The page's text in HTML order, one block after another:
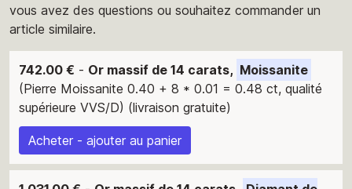
vous avez des questions ou souhaitez commander un
article similaire.
742.00 € - Or massif de 14 carats, Moissanite
(Pierre Moissanite 0.40 + 8 * 0.01 = 0.48 ct, qualité
supérieure VVS/D) (livraison gratuite)
Acheter - ajouter au panier